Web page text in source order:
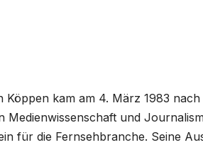
Köppen kam am 4. März 1983
Medienwissenschaft und
für die Fernsehbranche. Seine